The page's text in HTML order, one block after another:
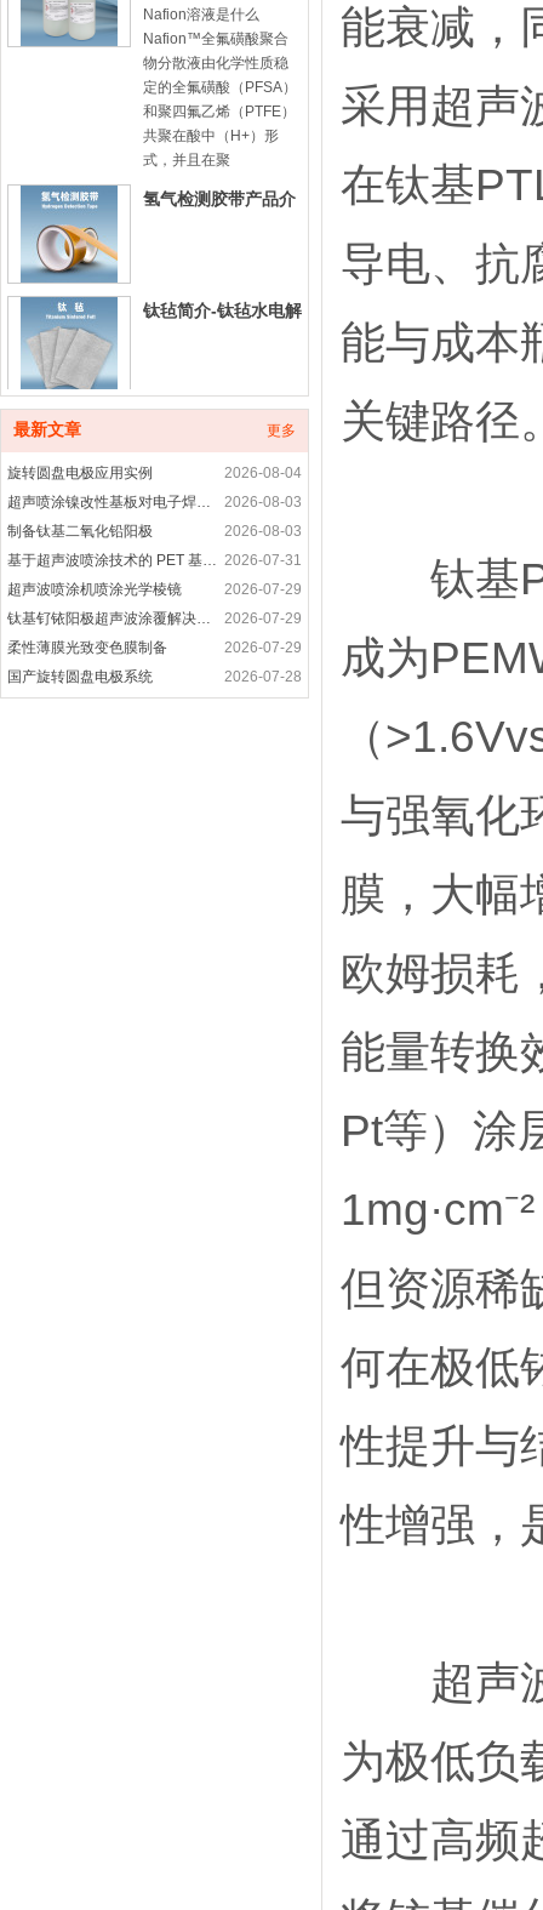
Nafion溶液是什么
Nafion™全氟磺酸聚合
物分散液由化学性质稳
定的全氟磺酸（PFSA）
和聚四氟乙烯（PTFE）
共聚在酸中（H+）形
式，并且在聚
氢气检测胶带产品介
钛毡简介-钛毡水电解
铂碳催化剂产品介绍
铂合金催化剂产品简
介
非贵金属催化剂-非铂
催化剂产品介绍
最新文章 更多
2026-08-04
旋转圆盘电极应用实例
2026-08-03
超声喷涂镍改性基板对电子焊接接头性能的优化研究
2026-08-03
制备钛基二氧化铅阳极
2026-07-31
基于超声波喷涂技术的 PET 基底柔性电致发光涂层制备研究
2026-07-29
超声波喷涂机喷涂光学棱镜
2026-07-29
钛基钌铱阳极超声波涂覆解决方案
2026-07-29
柔性薄膜光致变色膜制备
2026-07-28
国产旋转圆盘电极系统
能衰减，
采用超声
在钛基
导电、抗
能与成本
关键路径
钛基
成为
（
与强氧化
膜，大幅
欧姆损耗
能量转换
Pt等）涂
但资源稀
何在极低
性提升与
性增强，
超声波
为极低负
通过高频